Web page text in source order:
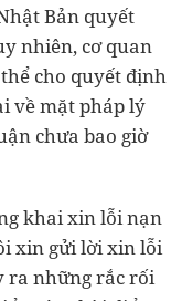
Bản quyết
nhiên, cơ quan
cho quyết định
về mặt pháp lý
chưa bao giờ
khai xin lỗi nạn
xin gửi lời xin lỗi
ra những rắc rối